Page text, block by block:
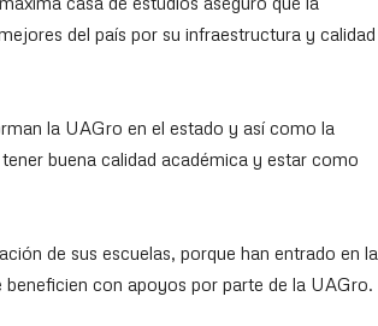
del país por su infraestructura y calidad
la UAGro en el estado y así como la
buena calidad académica y estar como
de sus escuelas, porque han entrado en la
con apoyos por parte de la UAGro.